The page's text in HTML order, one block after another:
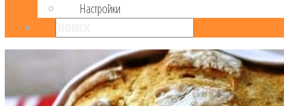
Настройки